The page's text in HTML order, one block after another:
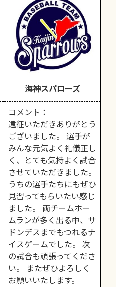
海神スパローズ
コメント：
遠征いただきありがとう
ございました。 選手が
みんな元気よく礼儀正し
く、とても気持よく試合
させていただきました。
うちの選手たちにもぜひ
見習ってもらいたい感じ
ました。 両チームホー
ムランが多く出る中、サ
ドンデスまでもつれるナ
イスゲームでした。 次
の試合も頑張ってくださ
い。 またぜひよろしく
お願いいたします。